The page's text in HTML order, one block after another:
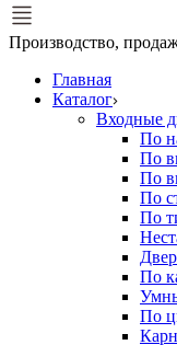
Производство,
Главная
Каталог
Входные
По
По
По
По
По
По
По